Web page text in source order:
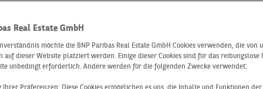
Standort Köln
Real Estate GmbH
möchte die BNP Paribas Real Estate GmbH Cookies verwenden, die von
auf dieser Website platziert werden. Einige dieser Cookies sind für das reibungslose
unbedingt erforderlich. Andere werden für die folgenden Zwecke verwendet: